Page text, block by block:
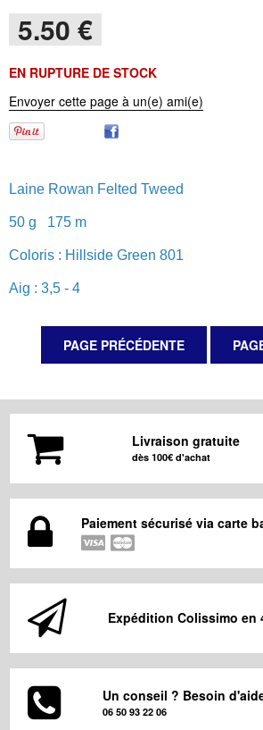
5.50 €
EN RUPTURE DE STOCK
Envoyer cette page à un(e) ami(e)
Laine Rowan Felted Tweed
50 g 175 m
Coloris : Hillside Green 801
Aig : 3,5 - 4
Livraison gratuite
dès 100€ d'achat
Paiement sécurisé via carte
Expédition Colissimo en
Un conseil ? Besoin
06 50 93 22 06